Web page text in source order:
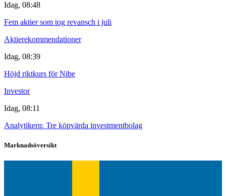
Idag, 08:48
Fem aktier som tog revansch i juli
Aktierekommendationer
Idag, 08:39
Höjd riktkurs för Nibe
Investor
Idag, 08:11
Analytikern: Tre köpvärda investmentbolag
Marknadsöversikt